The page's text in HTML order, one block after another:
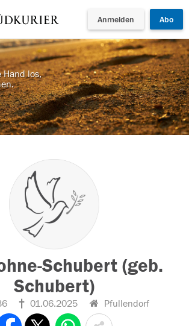
Anmelden Abo
Hand los,
Schubert (geb.
Schubert)
01.06.2025 Pfullendorf